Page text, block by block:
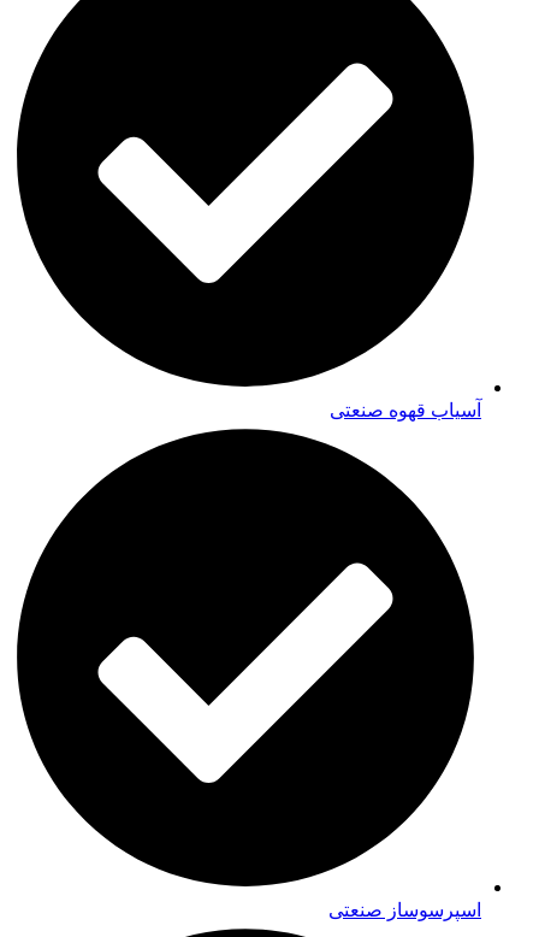
آسیاب قهوه صنعتی
اسپرسوساز صنعتی